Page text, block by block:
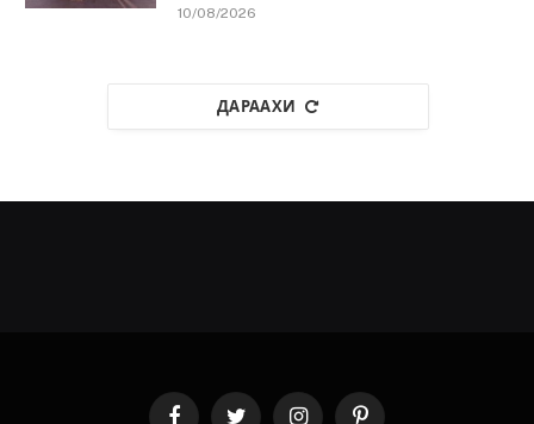
10/08/2026
ДАРААХИ